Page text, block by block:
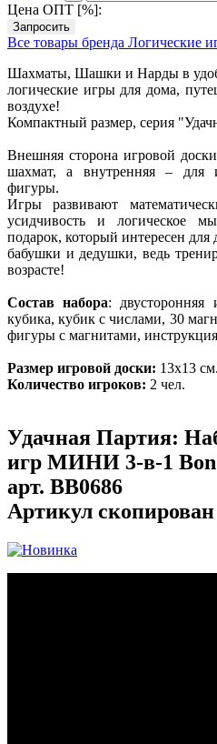
Цена ОПТ [%]:
Запросить
Все товары бренда Логические
Шахматы, Шашки и Нарды в
логические игры для дома,
воздухе!
Компактный размер, серия
Внешняя сторона игровой
шахмат, а внутренняя –
фигуры.
Игры развивают
усидчивость и логическое
подарок, который интересен для
бабушки и дедушки, ведь
возрасте!
Состав набора: двусторонняя
кубика, кубик с числами, 30
фигуры с магнитами,
Размер игровой доски: 13х13 см.
Количество игроков: 2 чел.
Удачная Партия:
игр МИНИ 3-в-1
арт. BB0686
Артикул скопирован